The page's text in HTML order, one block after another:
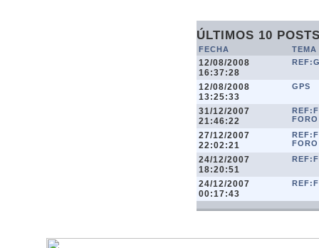
ÚLTIMOS 10
FECHA TEMA
12/08/2008
16:37:28
12/08/2008
13:25:33
GPS
31/12/2007
21:46:22
FORO
27/12/2007
22:02:21
FORO
24/12/2007
18:20:51
24/12/2007
00:17:43